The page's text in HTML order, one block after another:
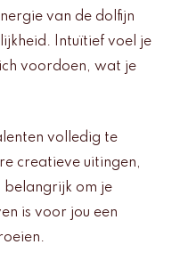
van de dolfijn
Intuïtief voel je
voordoen, wat je
volledig te
creatieve uitingen,
belangrijk om je
is voor jou een